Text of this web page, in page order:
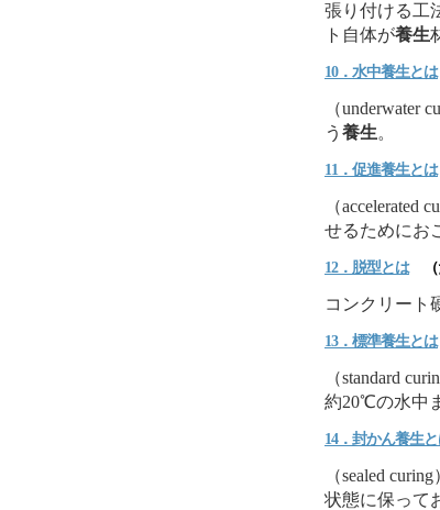
張り付ける工
ト自体が養生
10．水中養生とは
（underwater
う 養生。
11．促進養生とは
（
せるためにお
12．脱型とは（
コンクリート
13．標準養生とは
（standard
約20℃の水中
14．封かん養生
（sealed
状態に保って